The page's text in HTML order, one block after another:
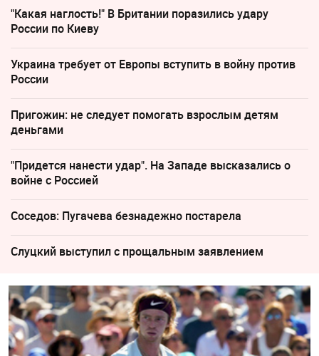
"Какая наглость!" В Британии поразились удару
России по Киеву
Украина требует от Европы вступить в войну против
России
Пригожин: не следует помогать взрослым детям
деньгами
"Придется нанести удар". На Западе высказались о
войне с Россией
Соседов: Пугачева безнадежно постарела
Слуцкий выступил с прощальным заявлением